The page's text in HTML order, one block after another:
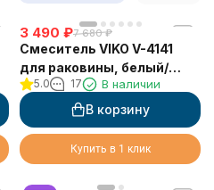
3 490 ₽7 680 ₽
Смеситель VIKO V-4141
для раковины, белый/
хром
5.0 17 В наличии
В корзину
Купить в 1 клик